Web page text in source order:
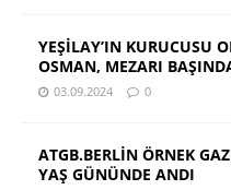
YEŞİLAY’IN KURUCUSU
OSMAN, MEZARI
03.09.2024 0
ATGB.BERLİN ÖRNEK
YAŞ GÜNÜNDE ANDI